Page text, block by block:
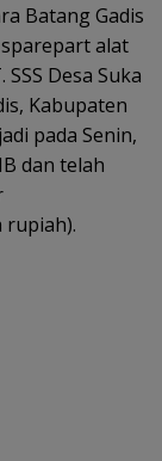
Batang Gadis
alat
Desa Suka
Kabupaten
pada Senin,
dan telah
rupiah).